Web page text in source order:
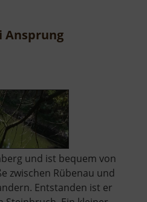
Ansprung
und ist bequem von
zwischen Rübenau und
Entstanden ist er